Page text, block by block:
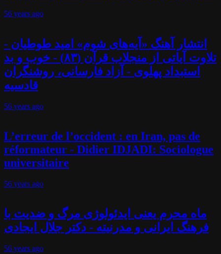
56 years ago
انتشار آهنگ «آیه‌های شوم» امید طوطیان -
تلاوت آیاتی از منجلاب قرآن (۸۳) - خوب و بد
استبداد پهلوی - آزاد فارسانی، روشنگران
قادسیه
56 years ago
L’erreur de l’occident : en Iran, pas de
réformateur - Didier IDJADI: Sociologue
universitaire
56 years ago
ماه محرم یعنی ایدئولوژی مرگ و ضدیت با
فرهنگ ایرانی و مدرنیته - دکتر جلال ایجادی
56 years ago